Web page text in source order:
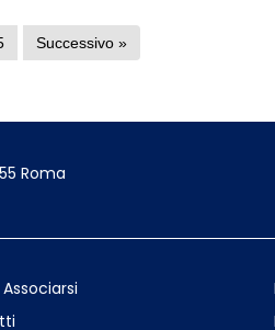
Successivo »
Roma